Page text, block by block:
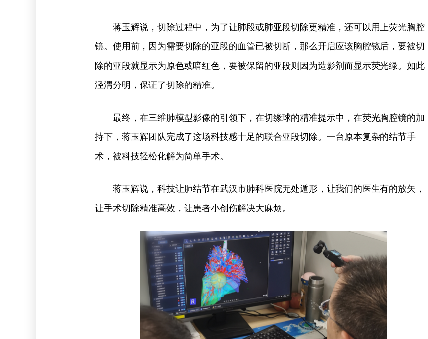
蒋玉辉说，切除过程中，为了让肺段或肺亚段切除更精准，还可以用上荧光胸腔
镜。使用前，因为需要切除的亚段的血管已被切断，那么开启应该胸腔镜后，要被切
除的亚段就显示为原色或暗红色，要被保留的亚段则因为造影剂而显示荧光绿。如此
泾渭分明，保证了切除的精准。
最终，在三维肺模型影像的引领下，在切缘球的精准提示中，在荧光胸腔镜的加
持下，蒋玉辉团队完成了这场科技感十足的联合亚段切除。一台原本复杂的结节手
术，被科技轻松化解为简单手术。
蒋玉辉说，科技让肺结节在武汉市肺科医院无处遁形，让我们的医生有的放矢，
让手术切除精准高效，让患者小创伤解决大麻烦。